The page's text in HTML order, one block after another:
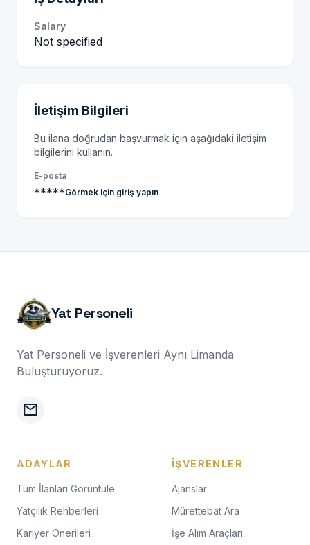
Salary
Not specified
İletişim Bilgileri
Bu ilana doğrudan başvurmak için aşağıdaki iletişim
bilgilerini kullanın.
E-posta
*****Görmek için giriş yapın
Yat Personeli
Yat Personeli ve İşverenleri Aynı Limanda
Buluşturuyoruz.
mail
ADAYLAR
Tüm İlanları Görüntüle
Yatçılık Rehberleri
Kariyer Önerileri
İŞVERENLER
Ajanslar
Mürettebat Ara
İşe Alım Araçları